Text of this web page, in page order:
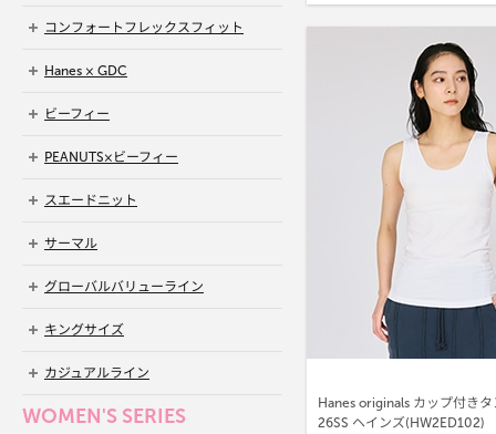
Hanes originals カップ付き
26SS ヘインズ(HW2ED102)
コンフォートフレックスフィット
Hanes × GDC
ビーフィー
PEANUTS×ビーフィー
スエードニット
サーマル
グローバルバリューライン
キングサイズ
カジュアルライン
WOMEN'S SERIES